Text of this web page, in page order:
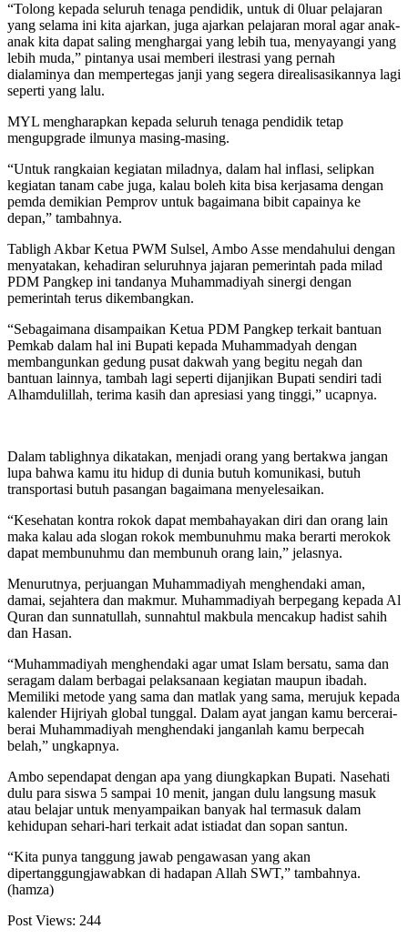
“Tolong kepada seluruh tenaga pendidik, untuk di 0luar pelajaran
yang selama ini kita ajarkan, juga ajarkan pelajaran moral agar anak-
anak kita dapat saling menghargai yang lebih tua, menyayangi yang
lebih muda,” pintanya usai memberi ilestrasi yang pernah
dialaminya dan mempertegas janji yang segera direalisasikannya lagi
seperti yang lalu.
MYL mengharapkan kepada seluruh tenaga pendidik tetap
mengupgrade ilmunya masing-masing.
“Untuk rangkaian kegiatan miladnya, dalam hal inflasi, selipkan
kegiatan tanam cabe juga, kalau boleh kita bisa kerjasama dengan
pemda demikian Pemprov untuk bagaimana bibit capainya ke
depan,” tambahnya.
Tabligh Akbar Ketua PWM Sulsel, Ambo Asse mendahului dengan
menyatakan, kehadiran seluruhnya jajaran pemerintah pada milad
PDM Pangkep ini tandanya Muhammadiyah sinergi dengan
pemerintah terus dikembangkan.
“Sebagaimana disampaikan Ketua PDM Pangkep terkait bantuan
Pemkab dalam hal ini Bupati kepada Muhammadyah dengan
membangunkan gedung pusat dakwah yang begitu negah dan
bantuan lainnya, tambah lagi seperti dijanjikan Bupati sendiri tadi
Alhamdulillah, terima kasih dan apresiasi yang tinggi,” ucapnya.
Dalam tablighnya dikatakan, menjadi orang yang bertakwa jangan
lupa bahwa kamu itu hidup di dunia butuh komunikasi, butuh
transportasi butuh pasangan bagaimana menyelesaikan.
“Kesehatan kontra rokok dapat membahayakan diri dan orang lain
maka kalau ada slogan rokok membunuhmu maka berarti merokok
dapat membunuhmu dan membunuh orang lain,” jelasnya.
Menurutnya, perjuangan Muhammadiyah menghendaki aman,
damai, sejahtera dan makmur. Muhammadiyah berpegang kepada Al
Quran dan sunnatullah, sunnahtul makbula mencakup hadist sahih
dan Hasan.
“Muhammadiyah menghendaki agar umat Islam bersatu, sama dan
seragam dalam berbagai pelaksanaan kegiatan maupun ibadah.
Memiliki metode yang sama dan matlak yang sama, merujuk kepada
kalender Hijriyah global tunggal. Dalam ayat jangan kamu bercerai-
berai Muhammadiyah menghendaki janganlah kamu berpecah
belah,” ungkapnya.
Ambo sependapat dengan apa yang diungkapkan Bupati. Nasehati
dulu para siswa 5 sampai 10 menit, jangan dulu langsung masuk
atau belajar untuk menyampaikan banyak hal termasuk dalam
kehidupan sehari-hari terkait adat istiadat dan sopan santun.
“Kita punya tanggung jawab pengawasan yang akan
dipertanggungjawabkan di hadapan Allah SWT,” tambahnya.
(hamza)
Post Views: 244